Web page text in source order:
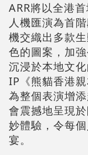
ARR將以全港
人機匯演為首
機交織出多款
色的圖案，加
沉浸於本地文
IP《熊貓香港
為整個表演增
會震撼地呈現
妙體驗，令每
宴。